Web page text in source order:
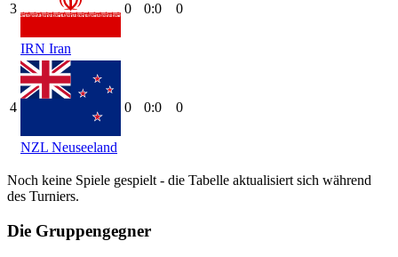
3
IRN Iran
0 0:0 0
4
NZL Neuseeland
0 0:0 0
Noch keine Spiele gespielt - die Tabelle aktualisiert sich während
des Turniers.
Die Gruppengegner